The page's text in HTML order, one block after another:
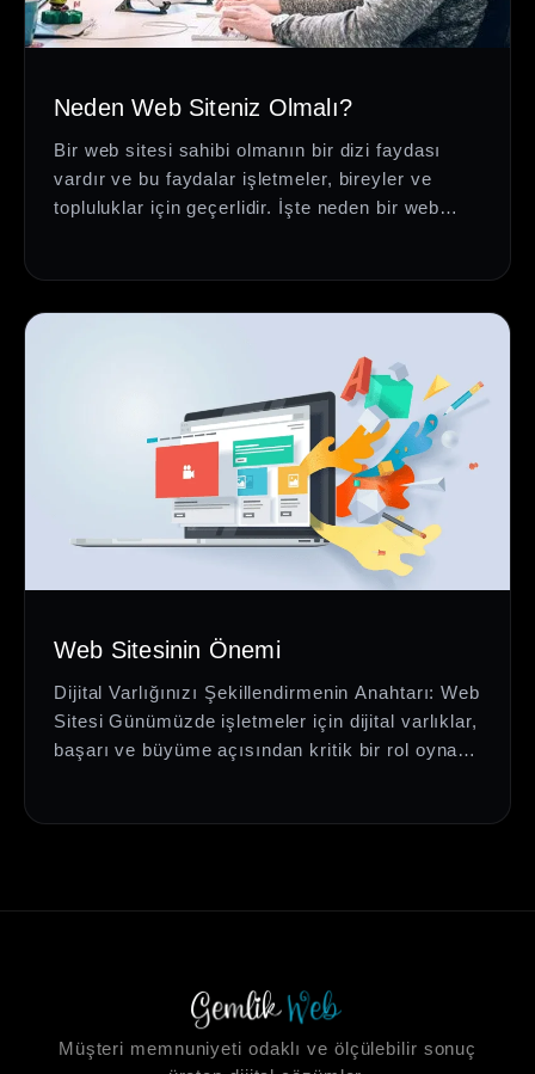
Neden Web Siteniz Olmalı?
Bir web sitesi sahibi olmanın bir dizi faydası
vardır ve bu faydalar işletmeler, bireyler ve
topluluklar için geçerlidir. İşte neden bir web…
Web Sitesinin Önemi
Dijital Varlığınızı Şekillendirmenin Anahtarı: Web
Sitesi Günümüzde işletmeler için dijital varlıklar,
başarı ve büyüme açısından kritik bir rol oynar.
Müşteri memnuniyeti odaklı ve ölçülebilir sonuç